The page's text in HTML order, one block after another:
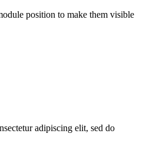
position to make them visible
adipiscing elit, sed do